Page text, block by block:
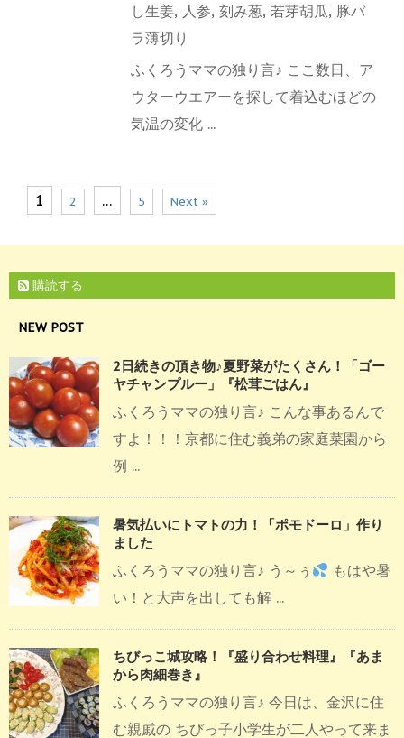
し生姜, 人参, 刻み葱, 若芽胡瓜, 豚バ
ラ薄切り
ふくろうママの独り言♪ ここ数日、ア
ウターウエアーを探して着込むほどの
気温の変化 ...
1 2 … 5 Next »
購読する
NEW POST
2日続きの頂き物♪夏野菜がたくさん！「ゴー
ヤチャンプルー」『松茸ごはん』
ふくろうママの独り言♪ こんな事あるんで
すよ！！！京都に住む義弟の家庭菜園から
例 ...
暑気払いにトマトの力！「ポモドーロ」作り
ました
ふくろうママの独り言♪ う～ぅ
もはや暑
い！と大声を出しても解 ...
ちびっこ城攻略！『盛り合わせ料理』『あま
から肉細巻き』
ふくろうママの独り言♪ 今日は、金沢に住
む親戚の ちびっ子小学生が二人やって来ま